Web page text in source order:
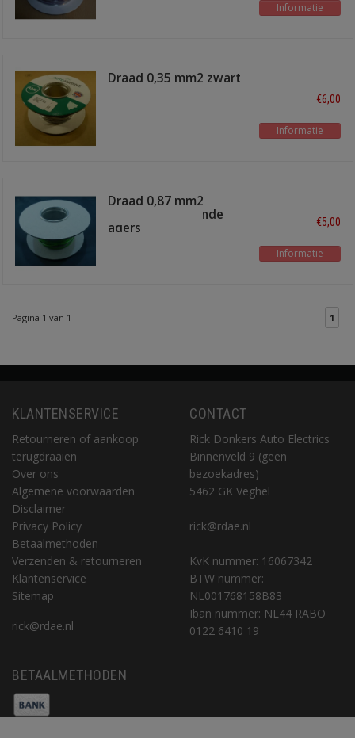
Informatie
Draad 0,35 mm2 zwart
€6,00
Informatie
Draad 0,87 mm2
lichtgroen, vertinde
aders
€5,00
Informatie
Pagina 1 van 1 1
KLANTENSERVICE
Retourneren of aankoop
terugdraaien
Over ons
Algemene voorwaarden
Disclaimer
Privacy Policy
Betaalmethoden
Verzenden & retourneren
Klantenservice
Sitemap
rick@rdae.nl
CONTACT
Rick Donkers Auto Electrics
Binnenveld 9 (geen
bezoekadres)
5462 GK Veghel
rick@rdae.nl
KvK nummer: 16067342
BTW nummer:
NL001768158B83
Iban nummer: NL44 RABO
0122 6410 19
BETAALMETHODEN